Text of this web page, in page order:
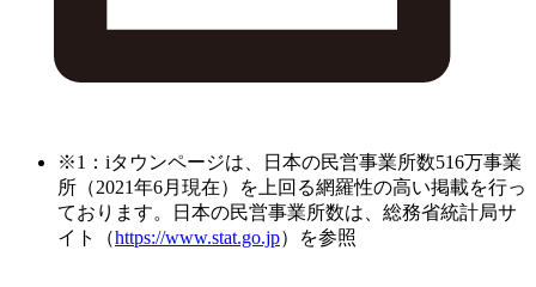
※1：iタウンページは、日本の民営事業所数516万事業
所（2021年6月現在）を上回る網羅性の高い掲載を行っ
ております。日本の民営事業所数は、総務省統計局サ
イト（https://www.stat.go.jp）を参照